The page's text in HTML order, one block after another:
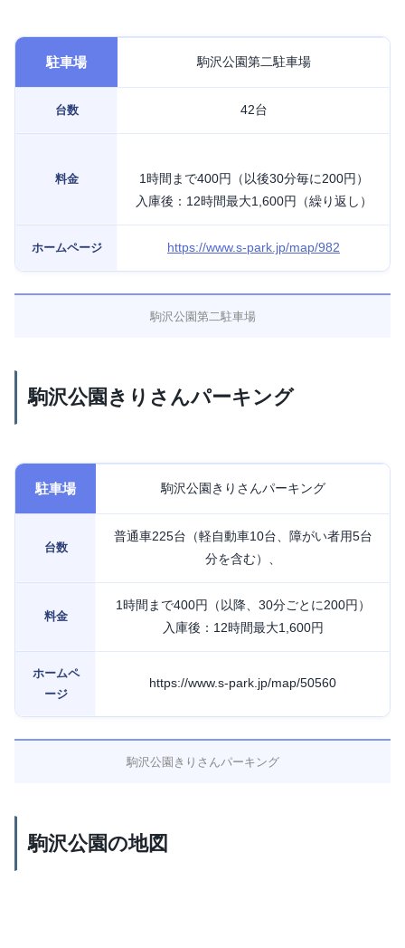
駐車場 駒沢公園第二駐車場
台数 42台
料金
1時間まで400円（以後30分毎に200円）
入庫後：12時間最大1,600円（繰り返し）
ホームページ https://www.s-park.jp/map/982
駒沢公園第二駐車場
駒沢公園きりさんパーキング
駐車場 駒沢公園きりさんパーキング
台数
普通車225台（軽自動車10台、障がい者用5台
分を含む）、
料金
1時間まで400円（以降、30分ごとに200円）
入庫後：12時間最大1,600円
ホームペ
ージ
https://www.s-park.jp/map/50560
駒沢公園きりさんパーキング
駒沢公園の地図